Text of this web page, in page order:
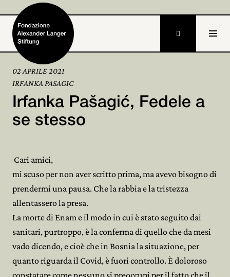
Home
Fondazione
Alexander Langer
Archivio
Partecipa

02 APRILE 2021
IRFANKA PASAGIC
Irfanka Pašagić, Fedele a
se stesso
Cari amici,
mi scuso per non aver scritto prima, ma avevo bisogno di
prendermi una pausa. Che la rabbia e la tristezza
allentassero la presa.
La morte di Enam e il modo in cui è stato seguito dai
sanitari, purtroppo, è la conferma di quello che da mesi
vado dicendo, e cioè che in Bosnia la situazione, per
quanto riguarda il Covid, è fuori controllo. È doloroso
constatare come nessuno si preoccupi per il fatto che il